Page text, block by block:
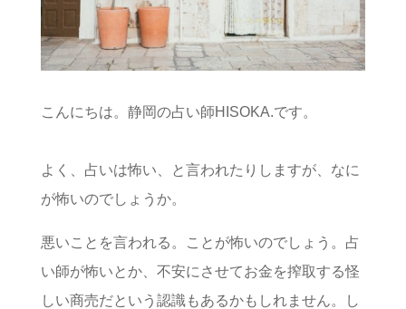
こんにちは。静岡の占い師HISOKA.です。
よく、占いは怖い、と言われたりしますが、なに
が怖いのでしょうか。
悪いことを言われる。ことが怖いのでしょう。占
い師が怖いとか、不安にさせてお金を搾取する怪
しい商売だという認識もあるかもしれません。し